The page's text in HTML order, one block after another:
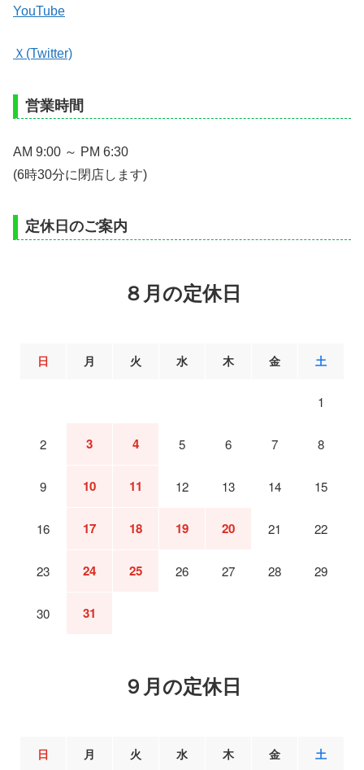
YouTube
Ｘ(Twitter)
営業時間
AM 9:00 ～ PM 6:30
(6時30分に閉店します)
定休日のご案内
８月の定休日
日 月 火 水 木 金 土
1
2 3 4 5 6 7 8
9 10 11 12 13 14 15
16 17 18 19 20 21 22
23 24 25 26 27 28 29
30 31
９月の定休日
日 月 火 水 木 金 土